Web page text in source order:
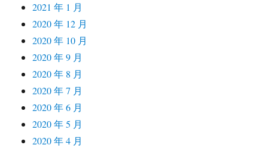
2021 年 1 月
2020 年 12 月
2020 年 10 月
2020 年 9 月
2020 年 8 月
2020 年 7 月
2020 年 6 月
2020 年 5 月
2020 年 4 月